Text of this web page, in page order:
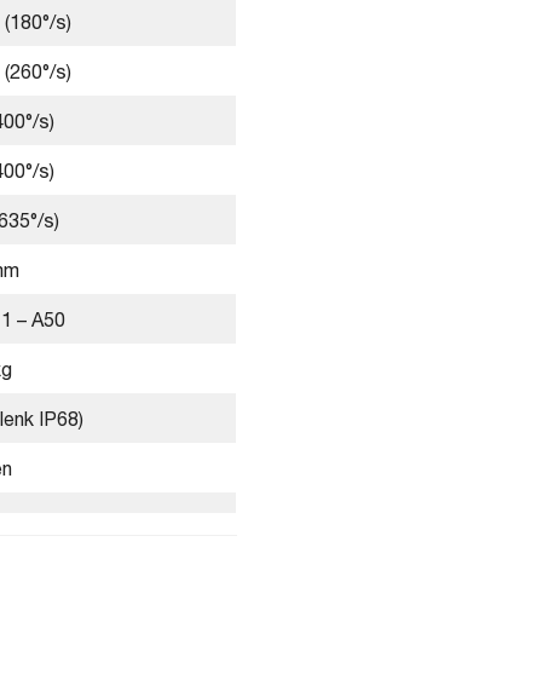
s)
s)
s)
s)
s)
– A50
IP68)